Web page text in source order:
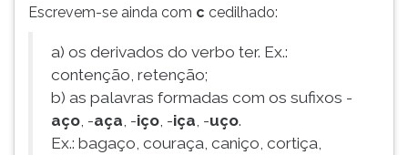
Escrevem-se ainda com c cedilhado:
a) os derivados do verbo ter. Ex.:
contenção, retenção;
b) as palavras formadas com os sufixos -
aço, -aça, -iço, -iça, -uço.
Ex.: bagaço, couraça, caniço, cortiça,